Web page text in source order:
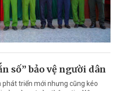
số” bảo vệ người dân
phát triển mới nhưng cũng kéo